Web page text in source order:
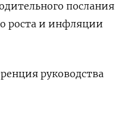
послания
роста и инфляции
руководства